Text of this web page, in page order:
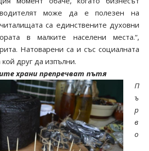
може да е полезен на
са единствените духовни
в малките населени места.“,
Натоварени са и със социалната
друг да изпълни.
храни препречват пътя
П
ъ
р
в
о